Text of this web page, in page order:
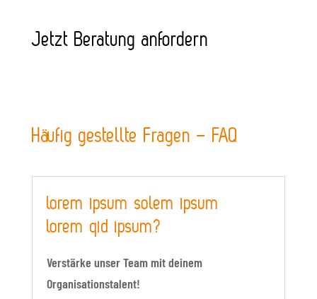
Jetzt Beratung anfordern
Häufig gestellte Fragen – FAQ
lorem ipsum solem ipsum
lorem qid ipsum?
Verstärke unser Team mit deinem
Organisationstalent!